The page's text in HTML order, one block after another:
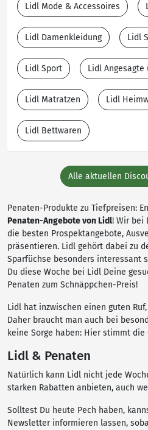
Lidl Mode & Accessoires
Lidl Damenkleidung Lidl
Lidl Sport Lidl
Lidl Matratzen Lidl
Lidl Bettwaren
Alle aktuellen
Penaten-Produkte zu Tiefpreisen:
Penaten-Angebote von Lidl! Wir bei
die besten Prospektangebote,
präsentieren. Lidl gehört dabei zu
Sparfüchse besonders interessant
Du diese Woche bei Lidl Deine
Penaten zum Schnäppchen-Preis!
Lidl hat inzwischen einen guten
Daher braucht man auch bei
keine Sorge haben: Hier stimmt
Lidl & Penaten
Natürlich kann Lidl nicht jede
starken Rabatten anbieten, auch
Solltest Du heute Pech haben,
Newsletter informieren lassen,